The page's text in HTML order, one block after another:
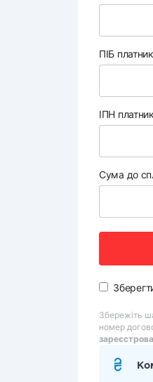
ПІБ
ІПН
Сума до
Збережіть
номер